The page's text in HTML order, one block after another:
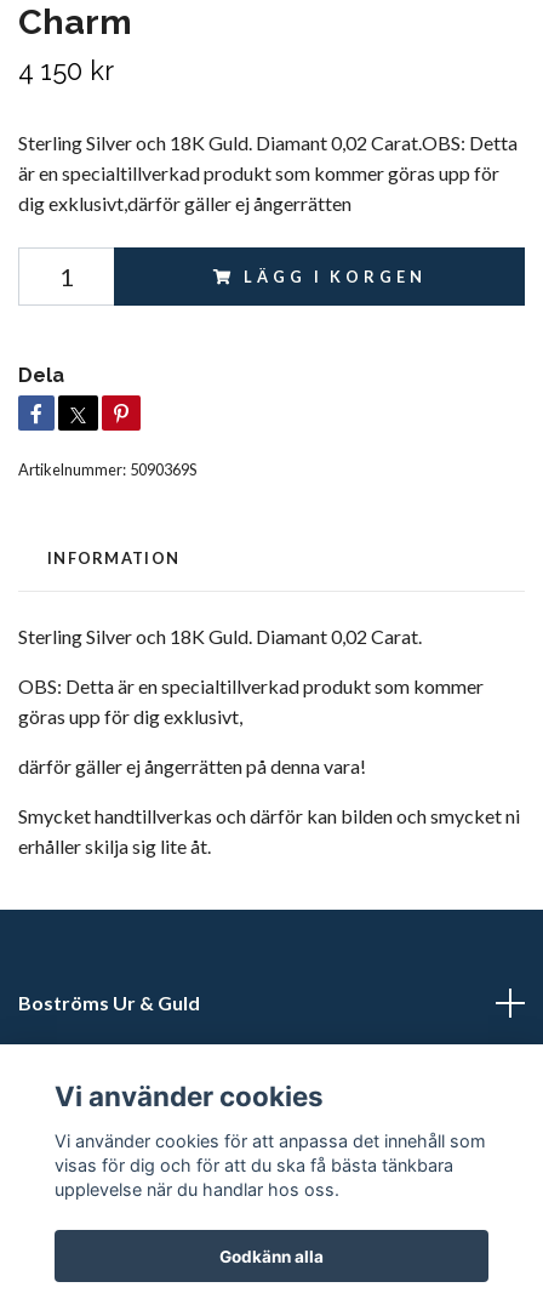
Charm
4 150 kr
Sterling Silver och 18K Guld. Diamant 0,02 Carat.OBS: Detta
är en specialtillverkad produkt som kommer göras upp för
dig exklusivt,därför gäller ej ångerrätten
LÄGG I KORGEN
Dela
Artikelnummer: 5090369S
INFORMATION
Sterling Silver och 18K Guld. Diamant 0,02 Carat.
OBS: Detta är en specialtillverkad produkt som kommer
göras upp för dig exklusivt,
därför gäller ej ångerrätten på denna vara!
Smycket handtillverkas och därför kan bilden och smycket ni
erhåller skilja sig lite åt.
Boströms Ur & Guld
Sociala medier
Vi använder cookies
Vi använder cookies för att anpassa det innehåll som
visas för dig och för att du ska få bästa tänkbara
upplevelse när du handlar hos oss.
Godkänn alla